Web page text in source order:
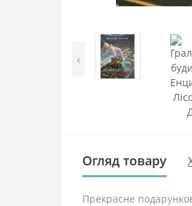
‹
Огляд товару
Прекрасне